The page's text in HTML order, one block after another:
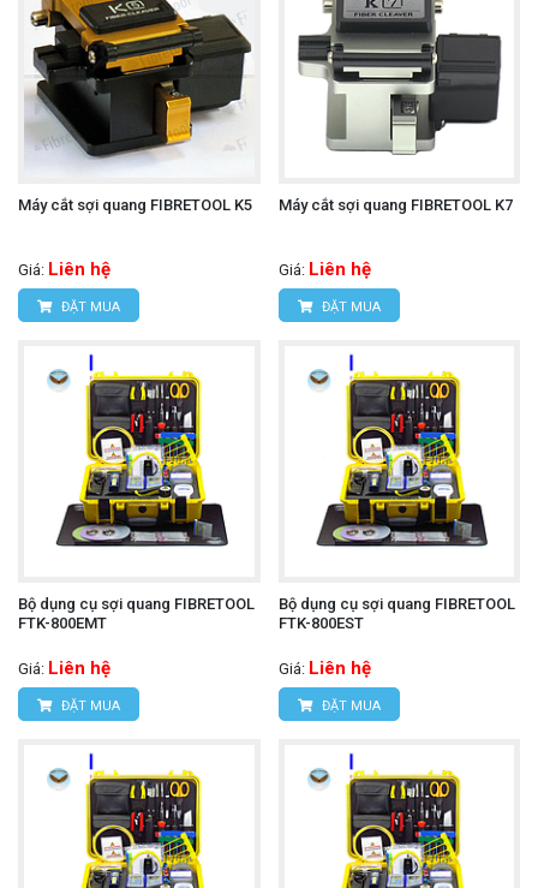
Máy cắt sợi quang FIBRETOOL K5
Giá: Liên hệ
ĐẶT MUA
Máy cắt sợi quang FIBRETOOL K7
Giá: Liên hệ
ĐẶT MUA
Bộ dụng cụ sợi quang FIBRETOOL
FTK-800EMT
Giá: Liên hệ
ĐẶT MUA
Bộ dụng cụ sợi quang FIBRETOOL
FTK-800EST
Giá: Liên hệ
ĐẶT MUA